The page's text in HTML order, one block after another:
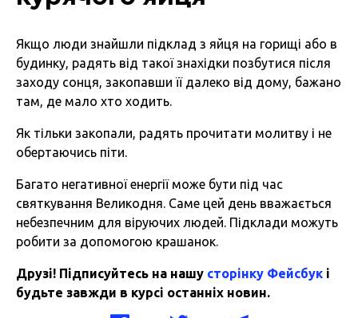
Якщо люди знайшли підклад з яйця на горищі або в
будинку, радять від такої знахідки позбутися після
заходу сонця, закопавши її далеко від дому, бажано
там, де мало хто ходить.
Як тільки закопали, радять прочитати молитву і не
обертаючись піти.
Багато негативної енергії може бути під час
святкування Великодня. Саме цей день вважається
небезпечним для віруючих людей. Підклади можуть
робити за допомогою крашанок.
Друзі! Підписуйтесь на нашу сторінку Фейсбук і
будьте завжди в курсі останніх новин.